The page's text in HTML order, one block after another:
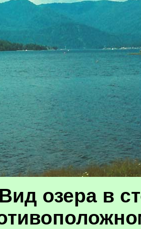
Вид озера в